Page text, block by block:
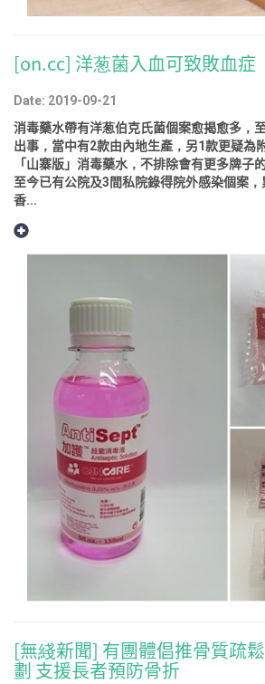
[on.cc] 洋葱菌入血可致敗血
Date: 2019-09-21
消毒藥水帶有洋葱伯克氏菌個案愈揭愈多，
出事，當中有2款由內地生產，另1款更疑為
「山寨版」消毒藥水，不排除會有更多牌子
至今已有公院及3間私院錄得院外感染個案，
香...
[無綫新聞] 有團體倡推骨質疏
劃 支援長者預防骨折